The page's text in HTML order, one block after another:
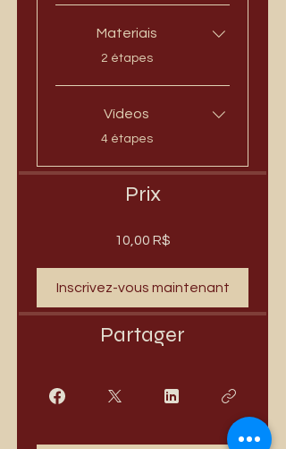
Materiais
.
2 étapes
Vídeos
.
4 étapes
Prix
10,00 R$
Inscrivez-vous maintenant
Partager